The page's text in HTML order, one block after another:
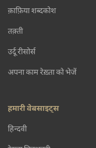
क़ाफ़िया शब्दकोश
तक़्ती
उर्दू रीसोर्स
अपना काम रेख़्ता को भेजें
हमारी वेबसाइट्स
हिन्दवी